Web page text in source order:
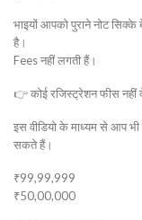
भाइयों आपको पुराने नोट सिक्के
है।
Fees नहीं लगती हैं।
👉 कोई रजिस्ट्रेशन फीस नहीं
इस वीडियो के माध्यम से आप
सकते हैं।
₹99,99,999
₹50,00,000